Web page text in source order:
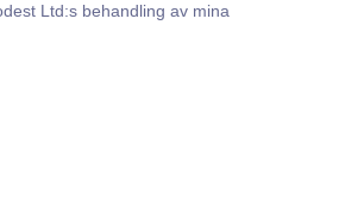
Ltd:s behandling av mina